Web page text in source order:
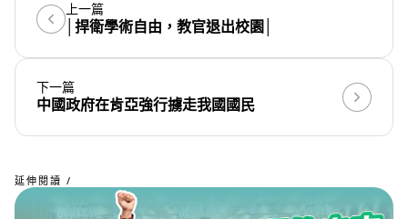
上一篇
│捍衛學術自由，教官退出校園│
下一篇
中國政府在肯亞強行擄走我國國民
延伸閱讀 /